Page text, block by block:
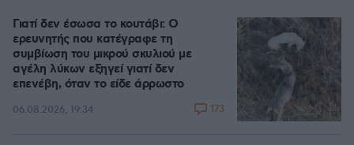
Γιατί δεν έσωσα το κουτάβι: Ο
ερευνητής που κατέγραφε τη
συμβίωση του μικρού σκυλιού με
αγέλη λύκων εξηγεί γιατί δεν
επενέβη, όταν το είδε άρρωστο
06.08.2026, 19:34 173